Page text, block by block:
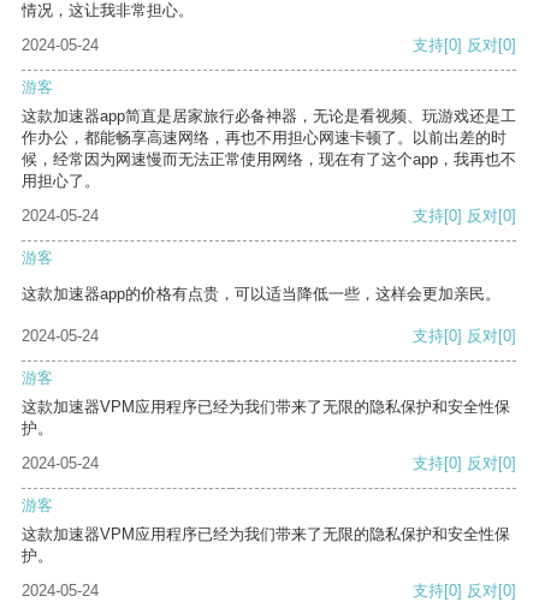
情况，这让我非常担心。
2024-05-24
支持[0] 反对[0]
游客
这款加速器app简直是居家旅行必备神器，无论是看视频、玩游戏还是工
作办公，都能畅享高速网络，再也不用担心网速卡顿了。以前出差的时
候，经常因为网速慢而无法正常使用网络，现在有了这个app，我再也不
用担心了。
2024-05-24
支持[0] 反对[0]
游客
这款加速器app的价格有点贵，可以适当降低一些，这样会更加亲民。
2024-05-24 支持[0] 反对[0]
游客
这款加速器VPM应用程序已经为我们带来了无限的隐私保护和安全性保
护。
2024-05-24
支持[0] 反对[0]
游客
这款加速器VPM应用程序已经为我们带来了无限的隐私保护和安全性保
护。
2024-05-24
支持[0] 反对[0]